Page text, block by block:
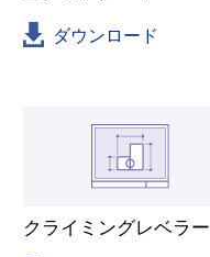
ダウンロード
クライミングレベラー